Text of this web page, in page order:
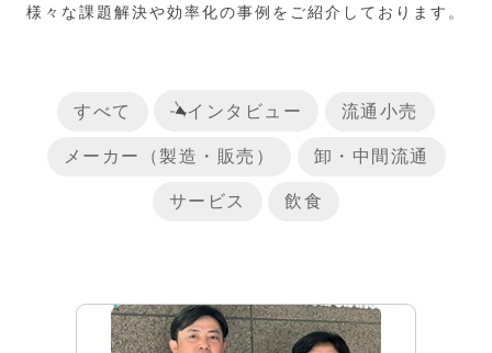
様々な課題解決や効率化の事例をご紹介しております。
すべて インタビュー 流通小売
メーカー（製造・販売） 卸・中間流通
サービス 飲食